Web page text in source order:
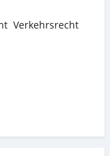
Verkehrsrecht